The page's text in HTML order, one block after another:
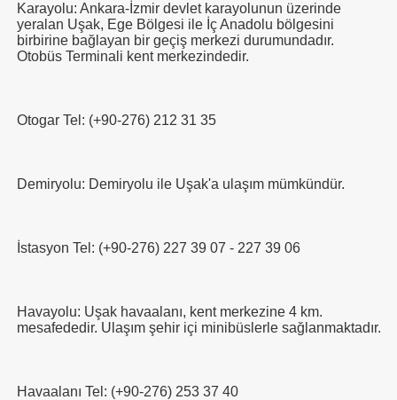
Karayolu: Ankara-İzmir devlet karayolunun üzerinde
yeralan Uşak, Ege Bölgesi ile İç Anadolu bölgesini
birbirine bağlayan bir geçiş merkezi durumundadır.
Otobüs Terminali kent merkezindedir.
Otogar Tel: (+90-276) 212 31 35
Demiryolu: Demiryolu ile Uşak'a ulaşım mümkündür.
İstasyon Tel: (+90-276) 227 39 07 - 227 39 06
Havayolu: Uşak havaalanı, kent merkezine 4 km.
mesafededir. Ulaşım şehir içi minibüslerle sağlanmaktadır.
Havaalanı Tel: (+90-276) 253 37 40